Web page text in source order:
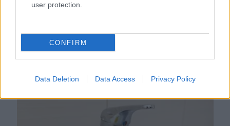
user protection.
CONFIRM
Data Deletion Data Access Privacy Policy
Ezért párásodik be állandóan az ablak – egyszerűbb a
megoldás, mint gondolnád